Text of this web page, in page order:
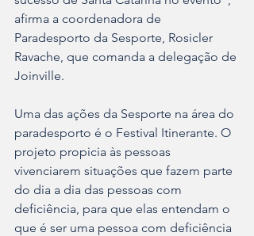
afirma a coordenadora de
Paradesporto da Sesporte, Rosicler
Ravache, que comanda a delegação de
Joinville.
Uma das ações da Sesporte na área do
paradesporto é o Festival Itinerante. O
projeto propicia às pessoas
vivenciarem situações que fazem parte
do dia a dia das pessoas com
deficiência, para que elas entendam o
que é ser uma pessoa com deficiência